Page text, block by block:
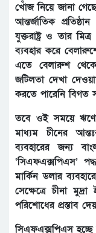
খোঁজ নিয়ে জানা
আন্তর্জাতিক
যুক্তরাষ্ট্র ও তার
ব্যবহার করে
এতে বেলারুশ থেকে
জটিলতা দেখা
করতে পারেনি বিগত
তবে ওই সময়ে
মাধ্যম চীনের
ব্যবহারের জন্য
‘সিএফএক্সপিএস’
মার্কিন ডলার
সেক্ষেত্রে চীনা
পরিশোধের প্রস্তাব
সিএফএক্সপিএস হচ্ছে